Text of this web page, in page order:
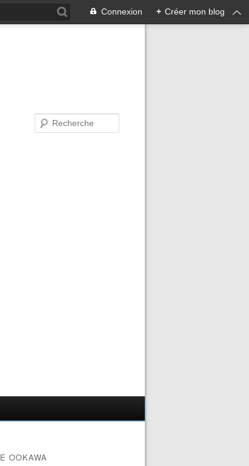
Connexion + Créer mon blog
OOKAWA